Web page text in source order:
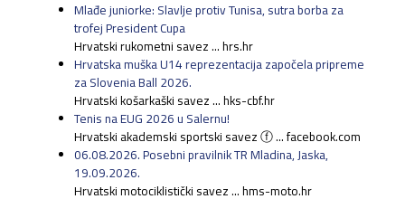
Mlađe juniorke: Slavlje protiv Tunisa, sutra borba za
trofej President Cupa
Hrvatski rukometni savez ... hrs.hr
Hrvatska muška U14 reprezentacija započela pripreme
za Slovenia Ball 2026.
Hrvatski košarkaški savez ... hks-cbf.hr
Tenis na EUG 2026 u Salernu!
Hrvatski akademski sportski savez ⓕ ... facebook.com
06.08.2026. Posebni pravilnik TR Mladina, Jaska,
19.09.2026.
Hrvatski motociklistički savez ... hms-moto.hr